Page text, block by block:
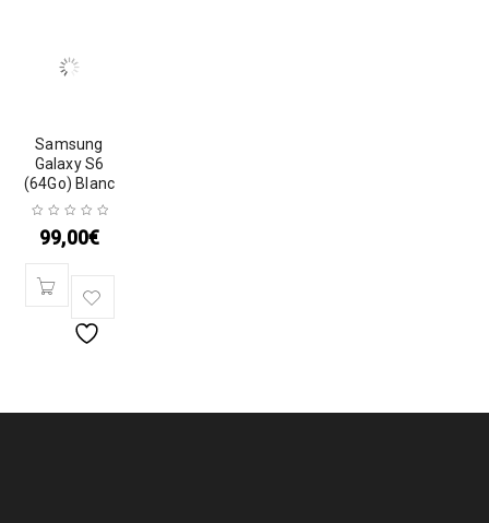
Samsung
Galaxy S6
(64Go) Blanc
99,00€